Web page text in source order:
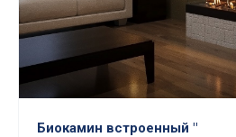
Биокамин встроенный "